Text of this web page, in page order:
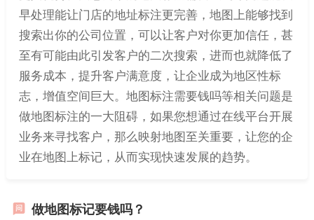
早处理能让门店的地址标注更完善，地图上能够找到
搜索出你的公司位置，可以让客户对你更加信任，甚
至有可能由此引发客户的二次搜索，进而也就降低了
服务成本，提升客户满意度，让企业成为地区性标
志，增值空间巨大。地图标注需要钱吗等相关问题是
做地图标注的一大阻碍，如果您想通过在线平台开展
业务来寻找客户，那么映射地图至关重要，让您的企
业在地图上标记，从而实现快速发展的趋势。
做地图标记要钱吗？